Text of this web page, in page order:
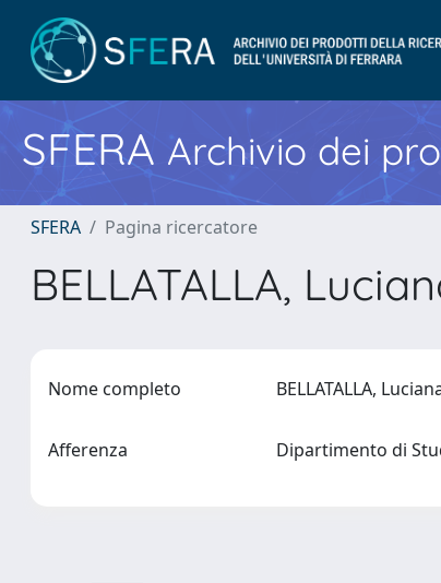
SFERA Archivio dei
SFERA Pagina ricercatore
BELLATALLA,
Nome completo BELLATALLA,
Afferenza Dipartimento di